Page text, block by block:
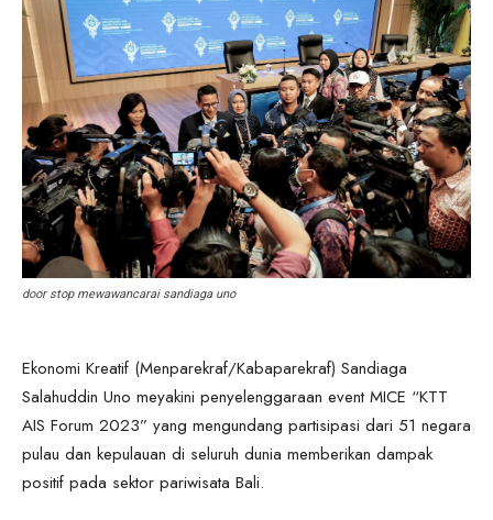
door stop mewawancarai sandiaga uno
Ekonomi Kreatif (Menparekraf/Kabaparekraf) Sandiaga
Salahuddin Uno meyakini penyelenggaraan event MICE “KTT
AIS Forum 2023” yang mengundang partisipasi dari 51 negara
pulau dan kepulauan di seluruh dunia memberikan dampak
positif pada sektor pariwisata Bali.